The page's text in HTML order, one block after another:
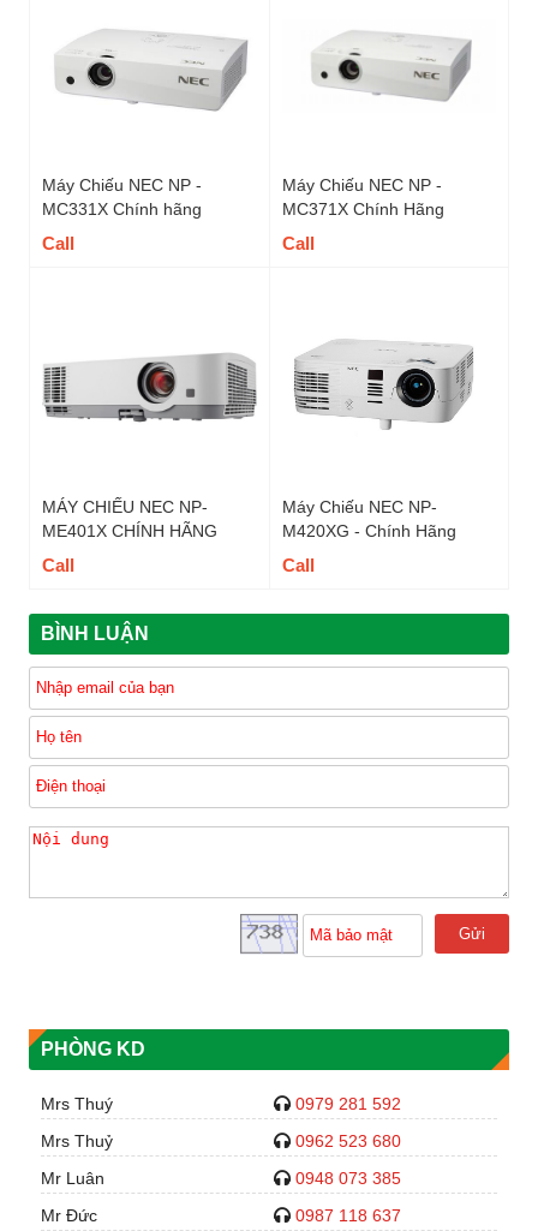
Máy Chiếu NEC NP -
MC331X Chính hãng
Call
Máy Chiếu NEC NP -
MC371X Chính Hãng
Call
MÁY CHIẾU NEC NP-
ME401X CHÍNH HÃNG
Call
Máy Chiếu NEC NP-
M420XG - Chính Hãng
Call
BÌNH LUẬN
Gửi
PHÒNG KD
Mrs Thuý
0979 281 592
Mrs Thuỷ
0962 523 680
Mr Luân
0948 073 385
Mr Đức
0987 118 637